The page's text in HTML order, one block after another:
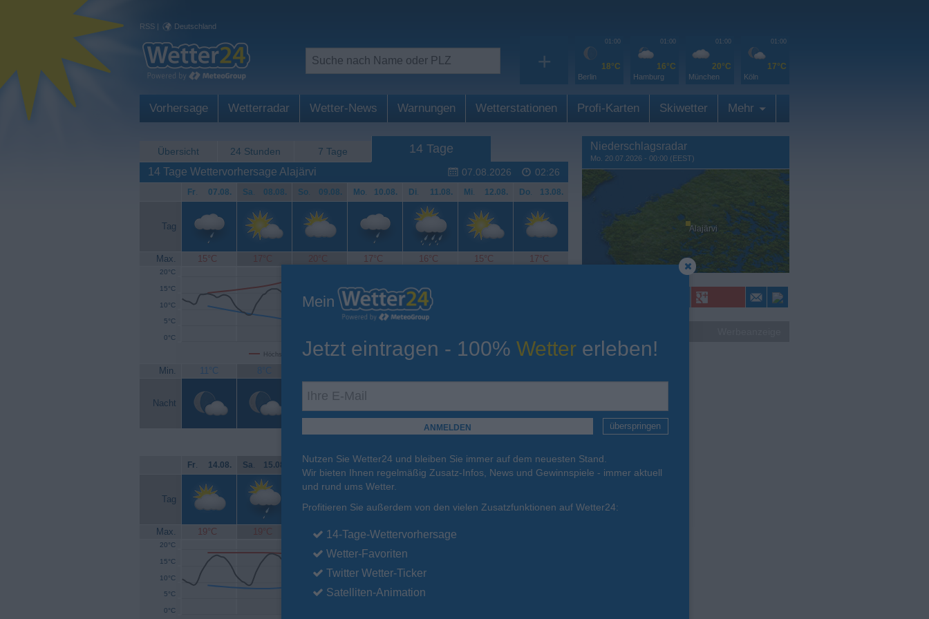
RSS | Deutschland
+
01:00
18°C
Berlin
01:00
16°C
Hamburg
01:00
20°C
München
01:00
17°C
Köln
Vorhersage Wetterradar Wetter-News Warnungen Wetterstationen Profi-Karten Skiwetter Mehr
Übersicht 24 Stunden 7 Tage 14 Tage
07.08.2026 02:26
14 Tage Wettervorhersage Alajärvi
Fr. 07.08. Sa. 08.08. So. 09.08. Mo. 10.08. Di. 11.08. Mi. 12.08. Do. 13.08.
Tag
Max. 15°C 17°C 20°C 17°C 16°C 15°C 17°C
Höchsttemperatur Tiefsttemperatur Aktuelle Temperatur
0°C
5°C
10°C
15°C
20°C
Min. 11°C 8°C
Nacht
Fr. 14.08. Sa. 15.08. So. 16.08. Mo. 17.08. Di. 18.08. Mi. 19.08. Do. 20.08.
Tag
Max. 19°C 19°C 18°C 17°C 16°C
0°C
5°C
10°C
15°C
20°C
Niederschlagsradar
Mo. 20.07.2026 - 00:00 (EEST)
Alajärvi
Mein
Jetzt eintragen - 100% Wetter erleben!
überspringen
Nutzen Sie Wetter24 und bleiben Sie immer auf dem neuesten Stand.
Wir bieten Ihnen regelmäßig Zusatz-Infos, News und Gewinnspiele - immer aktuell
und rund ums Wetter.
Profitieren Sie außerdem von den vielen Zusatzfunktionen auf Wetter24:
14-Tage-Wettervorhersage
Wetter-Favoriten
Twitter Wetter-Ticker
Satelliten-Animation